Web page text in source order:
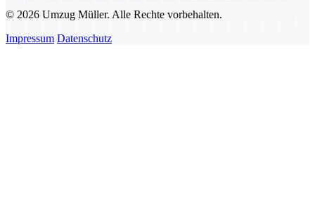
© 2026 Umzug Müller. Alle Rechte vorbehalten.
Impressum Datenschutz